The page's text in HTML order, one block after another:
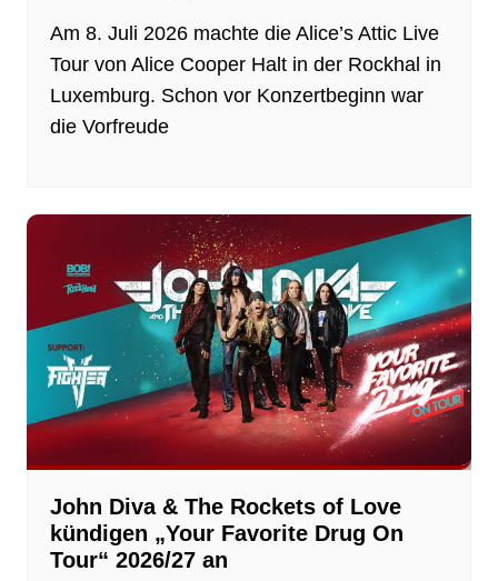
Am 8. Juli 2026 machte die Alice’s Attic Live
Tour von Alice Cooper Halt in der Rockhal in
Luxemburg. Schon vor Konzertbeginn war
die Vorfreude
John Diva & The Rockets of Love
kündigen „Your Favorite Drug On
Tour“ 2026/27 an